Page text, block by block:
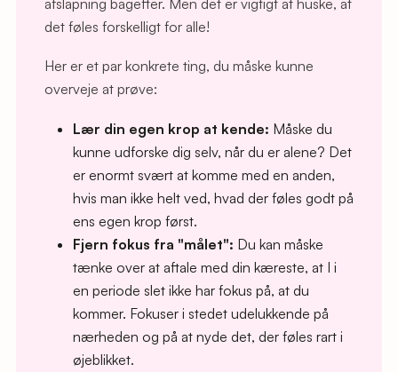
det føles forskelligt for alle!
Her er et par konkrete ting, du måske kunne
overveje at prøve:
Lær din egen krop at kende: Måske du
kunne udforske dig selv, når du er alene? Det
er enormt svært at komme med en anden,
hvis man ikke helt ved, hvad der føles godt på
ens egen krop først.
Fjern fokus fra "målet": Du kan måske
tænke over at aftale med din kæreste, at I i
en periode slet ikke har fokus på, at du
kommer. Fokuser i stedet udelukkende på
nærheden og på at nyde det, der føles rart i
øjeblikket.